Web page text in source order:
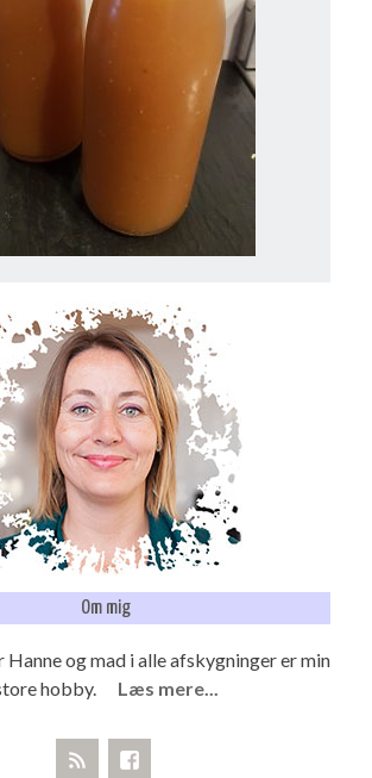
Om mig
Hanne og mad i alle afskygninger er min
hobby. Læs mere...